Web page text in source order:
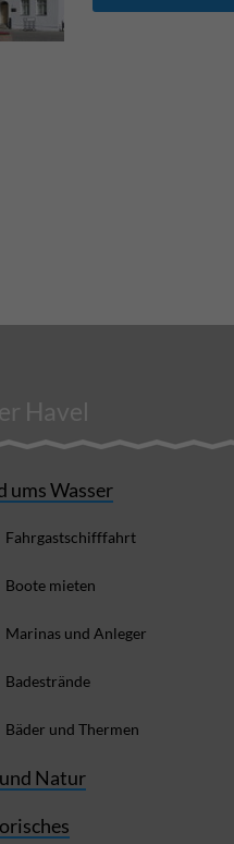
Havel
ums Wasser
Fahrgastschifffahrt
Boote mieten
Marinas und Anleger
Badestrände
Bäder und Thermen
Natur